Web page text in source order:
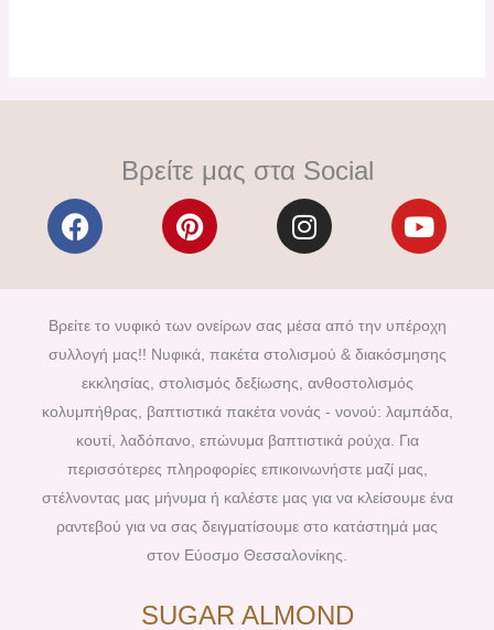
Βρείτε μας στα Social
F
a
e
b
o
o
k
P
i
t
e
r
e
s
t
I
n
t
a
g
r
a
m
Y
o
t
u
b
Βρείτε το νυφικό των ονείρων σας μέσα από την υπέροχη
συλλογή μας!! Νυφικά, πακέτα στολισμού & διακόσμησης
εκκλησίας, στολισμός δεξίωσης, ανθοστολισμός
κολυμπήθρας, βαπτιστικά πακέτα νονάς - νονού: λαμπάδα,
κουτί, λαδόπανο, επώνυμα βαπτιστικά ρούχα. Για
περισσότερες πληροφορίες επικοινωνήστε μαζί μας,
στέλνοντας μας μήνυμα ή καλέστε μας για να κλείσουμε ένα
ραντεβού για να σας δειγματίσουμε στο κατάστημά μας
στον Εύοσμο Θεσσαλονίκης.
SUGAR ALMOND